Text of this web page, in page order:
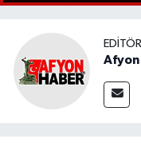
EDITÖR